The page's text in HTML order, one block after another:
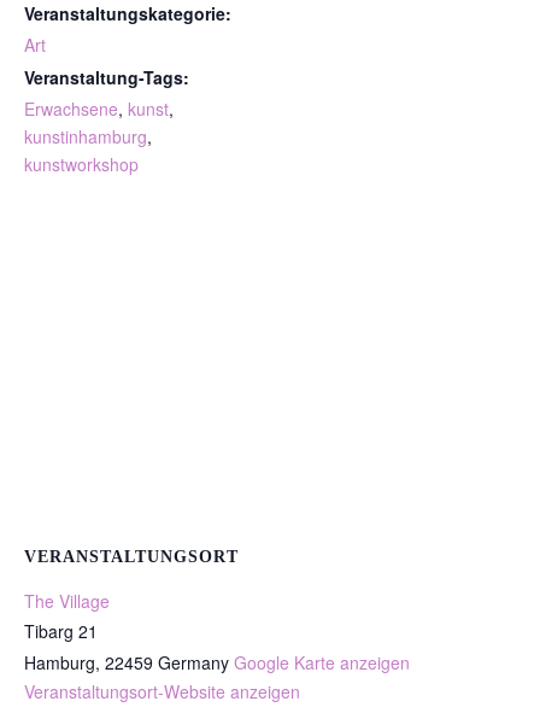
Veranstaltungskategorie:
Art
Veranstaltung-Tags:
Erwachsene, kunst,
kunstinhamburg,
kunstworkshop
VERANSTALTUNGSORT
The Village
Tibarg 21
Hamburg, 22459 Germany Google Karte anzeigen
Veranstaltungsort-Website anzeigen